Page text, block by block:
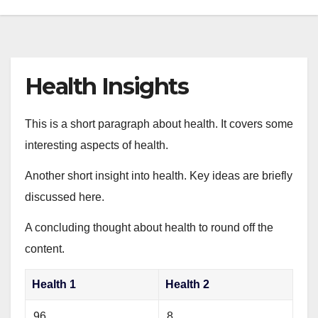
Health Insights
This is a short paragraph about health. It covers some
interesting aspects of health.
Another short insight into health. Key ideas are briefly
discussed here.
A concluding thought about health to round off the
content.
Health 1 Health 2